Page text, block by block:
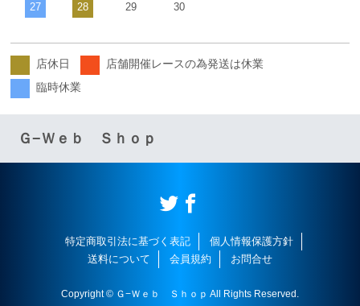
27 28 29 30
店休日
店舗開催レースの為発送は休業
臨時休業
Ｇ−Ｗｅｂ Ｓｈｏｐ
特定商取引法に基づく表記
個人情報保護方針
送料について
会員規約 お問合せ
Copyright © Ｇ−Ｗｅｂ Ｓｈｏｐ All Rights Reserved.